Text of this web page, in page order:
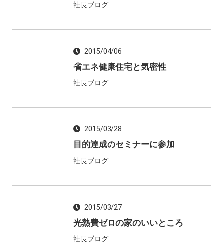
社長ブログ
2015/04/06
省エネ健康住宅と気密性
社長ブログ
2015/03/28
目的達成のセミナーに参加
社長ブログ
2015/03/27
光熱費ゼロの家のいいところ
社長ブログ